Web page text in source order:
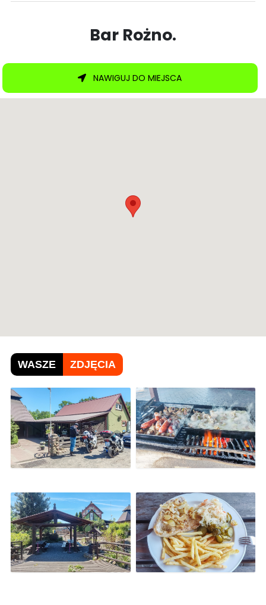
Bar Rożno.
NAWIGUJ DO MIEJSCA
WASZE ZDJĘCIA